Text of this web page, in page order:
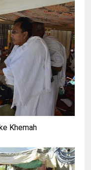
Khemah